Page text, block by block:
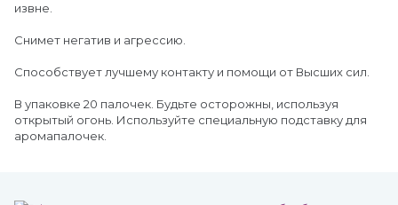
извне.
Снимет негатив и агрессию.
Способствует лучшему контакту и помощи от Высших сил.
В упаковке 20 палочек. Будьте осторожны, используя
открытый огонь. Используйте специальную подставку для
аромапалочек.